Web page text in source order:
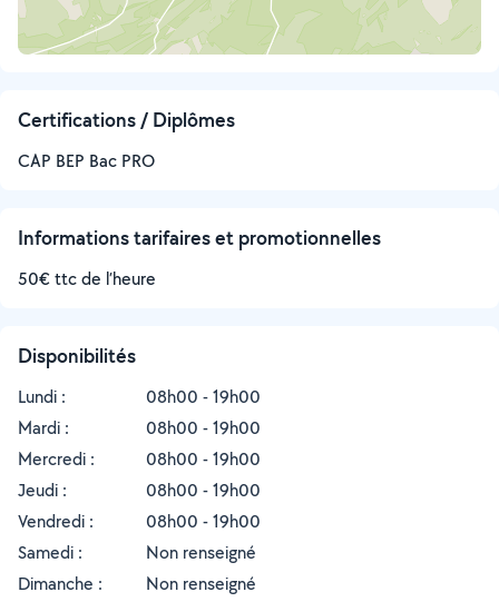
Certifications / Diplômes
CAP BEP Bac PRO
Informations tarifaires et promotionnelles
50€ ttc de l’heure
Disponibilités
Lundi :
08h00 - 19h00
Mardi :
08h00 - 19h00
Mercredi :
08h00 - 19h00
Jeudi :
08h00 - 19h00
Vendredi :
08h00 - 19h00
Samedi :
Non renseigné
Dimanche :
Non renseigné